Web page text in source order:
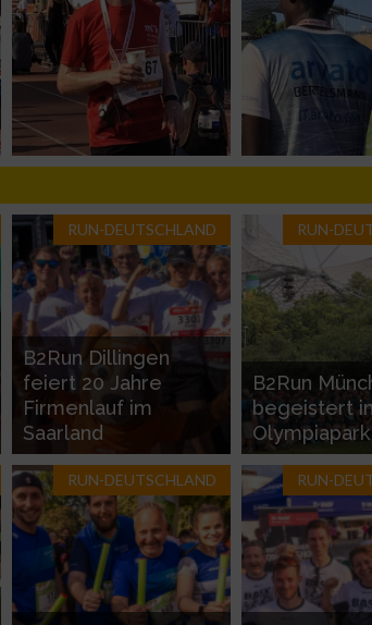
RUN-DEUTSCHLAND
B2Run Dillingen
feiert 20 Jahre
Firmenlauf im
Saarland
RUN-
B2Run
begeistert
Olympiapark
RUN-DEUTSCHLAND RUN-
Auswahl personalisierter Inhalte
Inhalten
Statistiken oder Kombinationen von Daten aus
der Angebote
zur Auswahl von Inhalten
Informationen identifizieren